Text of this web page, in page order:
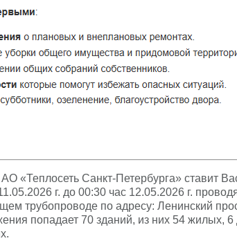
«Теплосеть Санкт-Петербурга» ставит
г. до 00:30 час 12.05.2026 г.
трубопроводе по адресу: Ленинский
попадает 70 зданий, из них 54 жилых, 6